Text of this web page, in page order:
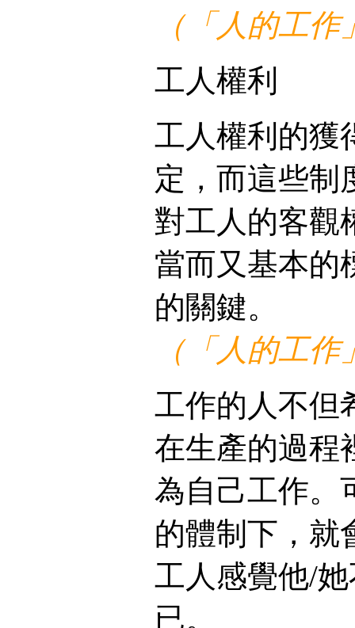
（「人的工
工人權利
工人權利的獲
定，而這些制
對工人的客觀
當而又基本的
的關鍵。
（「人的工
工作的人不但
在生產的過程
為自己工作。
的體制下，就
工人感覺他/
已。